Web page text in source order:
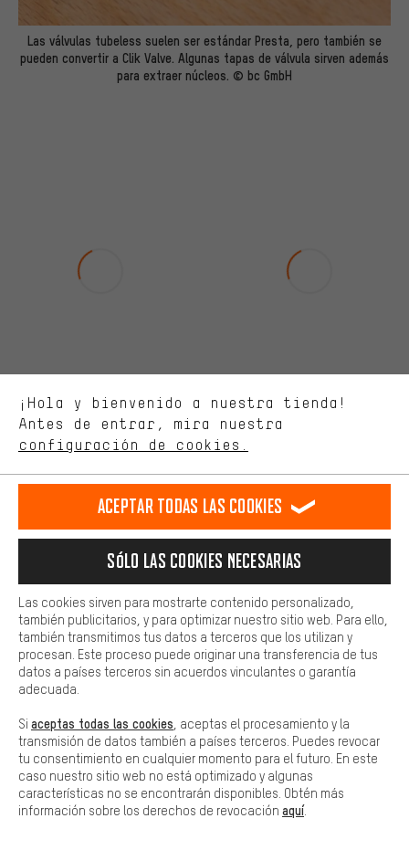
Las válvulas tubeless suelen ser estándar Presta, pero también se
pueden convertir a Clik Valve. Algunas tapas de válvula sirven además
para extraer núcleos. © bc GmbH
¡Hola y bienvenido a nuestra tienda!
Antes de entrar, mira nuestra
configuración de cookies.
Ofertas adecuadas
En lugar de publicidad al azar, obtendrás ofertas adecuadas para
tienda. Con las cookies de rendimiento, puedes influir en la mejora
de nuestro sitio web y nuestra oferta de la tienda con tu
comportamiento de compra.
Más confort
cookies de comodidad, creamos enlaces a plataformas de redes
sociales. Esto nos permite proporcionarle más contenido e
adicionales que le ayudarán a encontrar los productos adecuados.
preguntas de forma rápida y sencilla.
Básica
Las cookies básicas aseguran que puedas usar nuestro sitio web.
Aceptar todas las cookies
Sólo las cookies necesarias
Las cookies sirven para mostrarte contenido personalizado,
también publicitarios, y para optimizar nuestro sitio web. Para ello,
también transmitimos tus datos a terceros que los utilizan y
procesan. Este proceso puede originar una transferencia de tus
datos a países terceros sin acuerdos vinculantes o garantía
adecuada.
Si aceptas todas las cookies , aceptas el procesamiento y la
transmisión de datos también a países terceros. Puedes revocar
tu consentimiento en cualquier momento para el futuro. En este
caso nuestro sitio web no está optimizado y algunas
características no se encontrarán disponibles. Obtén más
información sobre los derechos de revocación aquí.